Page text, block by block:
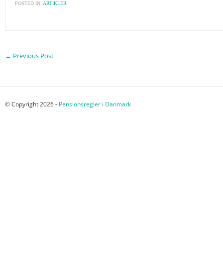
POSTED IN: ARTIKLER
← Previous Post
© Copyright 2026 - Pensionsregler i Danmark